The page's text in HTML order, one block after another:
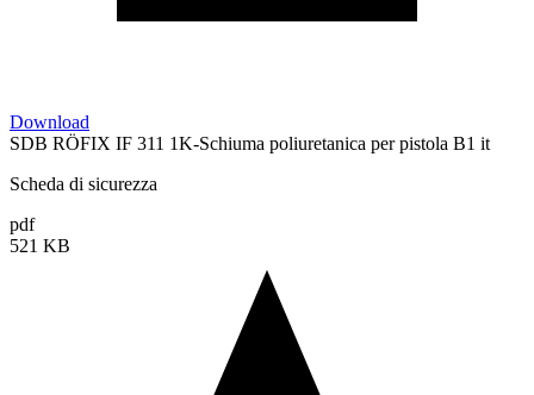
Download
SDB RÖFIX IF 311 1K-Schiuma poliuretanica per pistola B1 it
Scheda di sicurezza
pdf
521 KB